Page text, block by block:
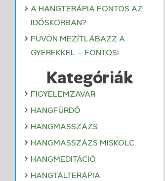
A HANGTERÁPIA FONTOS AZ
IDŐSKORBAN?
FÜVÖN MEZÍTLÁBAZZ A
GYEREKKEL – FONTOS!
Kategóriák
FIGYELEMZAVAR
HANGFÜRDŐ
HANGMASSZÁZS
HANGMASSZÁZS MISKOLC
HANGMEDITÁCIÓ
HANGTÁLTERÁPIA